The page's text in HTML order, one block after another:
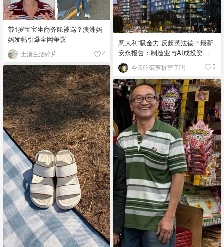
带1岁宝宝坐商务舱被骂？澳洲妈
妈发帖引爆全网争议
土澳生活碎片 2
意大利“吸金力”反超英法德？最新
安永报告：制造业与AI成投资新
宠！ 今天吃菠萝披萨了吗 5